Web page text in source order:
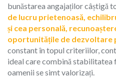
bunăstarea angajaților câștigă
de lucru prietenoasă,
și cea personală,
oportunitățile de dezvoltare
constant în topul criteriilor,
ideal care combină stabilitatea
oamenii se simt valorizați.